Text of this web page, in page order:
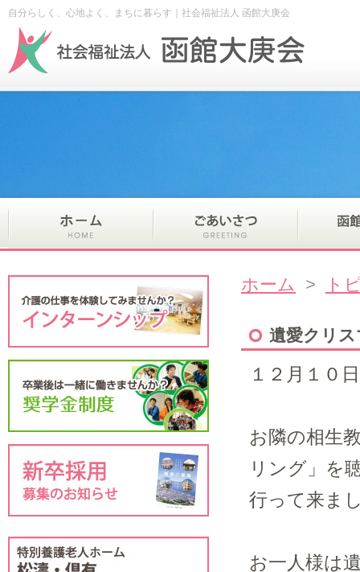
自分らしく、心地よく、まちに暮らす｜社会福祉法人 函館大庚会
ホーム > ト
遺愛クリ
１２月１０
お隣の相生
リング」を
行って来ま
お一人様は